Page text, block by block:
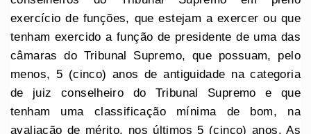
exercício de funções, que estejam a exercer ou que
tenham exercido a função de presidente de uma das
câmaras do Tribunal Supremo, que possuam, pelo
menos, 5 (cinco) anos de antiguidade na categoria
de juiz conselheiro do Tribunal Supremo e que
tenham uma classificação mínima de bom, na
avaliação de mérito, nos últimos 5 (cinco) anos. As